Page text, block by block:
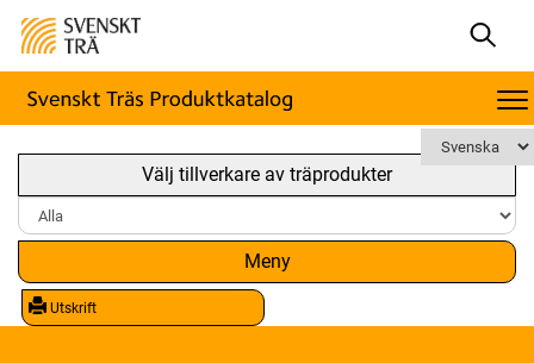
Välj tillverkare av träprodukter
Meny
Utskrift